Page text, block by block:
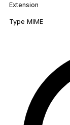
Extension
Type MIME